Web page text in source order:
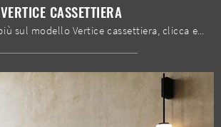
VERTICE CASSETTIERA
Se vuoi sapere di più sul modello Vertice cassettiera, clicca e scopri i Comodini e comò Le Fablier ideali per la tua zona del riposo.